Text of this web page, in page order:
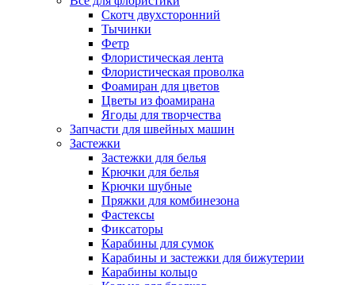
Скотч двухсторонний
Тычинки
Фетр
Флористическая лента
Флористическая проволка
Фоамиран для цветов
Цветы из фоамирана
Ягоды для творчества
Запчасти для швейных машин
Застежки
Застежки для белья
Крючки для белья
Крючки шубные
Пряжки для комбинезона
Фастексы
Фиксаторы
Карабины для сумок
Карабины и застежки для бижутерии
Карабины кольцо